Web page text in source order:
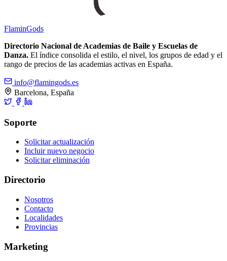
FlaminGods
Directorio Nacional de Academias de Baile y Escuelas de
Danza. El índice consolida el estilo, el nivel, los grupos de edad y el
rango de precios de las academias activas en España.
info@flamingods.es
Barcelona, España
Soporte
Solicitar actualización
Incluir nuevo negocio
Solicitar eliminación
Directorio
Nosotros
Contacto
Localidades
Provincias
Marketing